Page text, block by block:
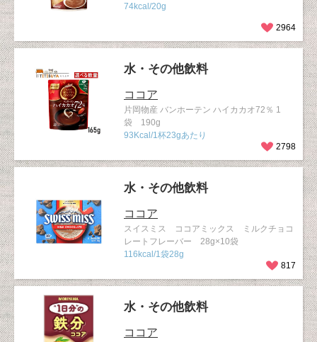
74kcal/20g
2964
水・その他飲料
ココア
片岡物産 バンホーテン ハイカカオ72％ 1
袋 190g
93Kcal/1杯23gあたり
2798
水・その他飲料
ココア
スイスミス ココアミックス ミルクチョコ
レートフレーバー 28g×10袋
116kcal/1袋28g
817
水・その他飲料
ココア